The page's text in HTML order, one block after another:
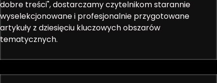
dobre treści", dostarczamy czytelnikom starannie
wyselekcjonowane i profesjonalnie przygotowane
artykuły z dziesięciu kluczowych obszarów
tematycznych.